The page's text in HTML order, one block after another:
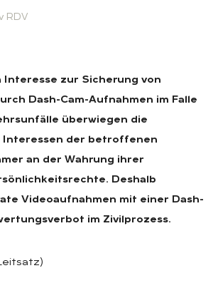
RDV
Interesse zur Sicherung von
Dash-Cam-Aufnahmen im Falle
überwiegen die
Interessen der betroffenen
an der Wahrung ihrer
Deshalb
Videoaufnahmen mit einer Dash-
im Zivilprozess.